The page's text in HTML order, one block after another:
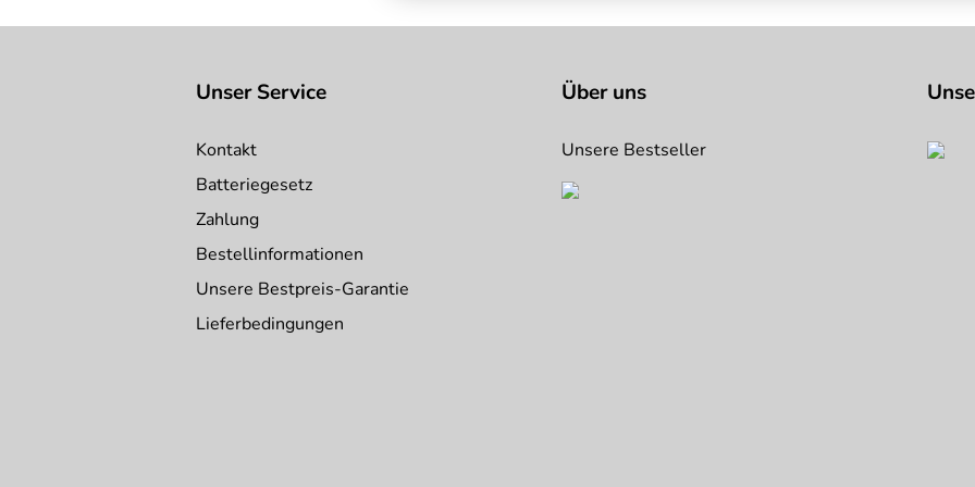
Unser Service
Kontakt
Batteriegesetz
Zahlung
Bestellinformationen
Unsere Bestpreis-Garantie
Lieferbedingungen
Über uns
Unsere Bestseller